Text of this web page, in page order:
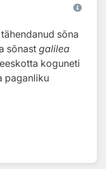
sõna
sõnastgalilea
koguneti
paganliku